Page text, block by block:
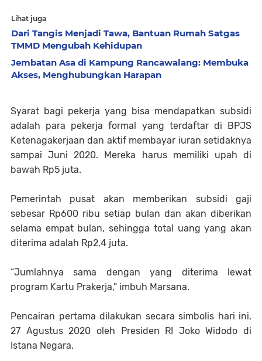
Lihat juga
Dari Tangis Menjadi Tawa, Bantuan Rumah Satgas
TMMD Mengubah Kehidupan
Jembatan Asa di Kampung Rancawalang: Membuka
Akses, Menghubungkan Harapan
Syarat bagi pekerja yang bisa mendapatkan subsidi
adalah para pekerja formal yang terdaftar di BPJS
Ketenagakerjaan dan aktif membayar iuran setidaknya
sampai Juni 2020. Mereka harus memiliki upah di
bawah Rp5 juta.
Pemerintah pusat akan memberikan subsidi gaji
sebesar Rp600 ribu setiap bulan dan akan diberikan
selama empat bulan, sehingga total uang yang akan
diterima adalah Rp2,4 juta.
“Jumlahnya sama dengan yang diterima lewat
program Kartu Prakerja,” imbuh Marsana.
Pencairan pertama dilakukan secara simbolis hari ini,
27 Agustus 2020 oleh Presiden RI Joko Widodo di
Istana Negara.